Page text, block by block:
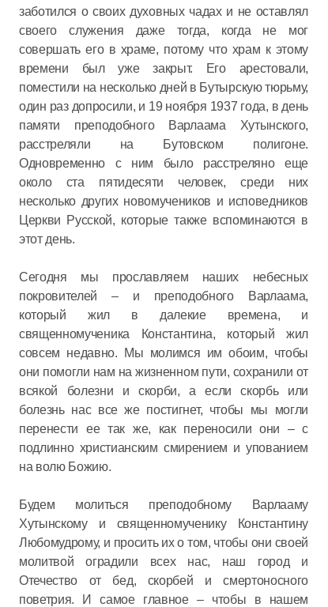
заботился о своих духовных чадах и не оставлял
своего служения даже тогда, когда не мог
совершать его в храме, потому что храм к этому
времени был уже закрыт. Его арестовали,
поместили на несколько дней в Бутырскую тюрьму,
один раз допросили, и 19 ноября 1937 года, в день
памяти преподобного Варлаама Хутынского,
расстреляли на Бутовском полигоне.
Одновременно с ним было расстреляно еще
около ста пятидесяти человек, среди них
несколько других новомучеников и исповедников
Церкви Русской, которые также вспоминаются в
этот день.
Сегодня мы прославляем наших небесных
покровителей – и преподобного Варлаама,
который жил в далекие времена, и
священномученика Константина, который жил
совсем недавно. Мы молимся им обоим, чтобы
они помогли нам на жизненном пути, сохранили от
всякой болезни и скорби, а если скорбь или
болезнь нас все же постигнет, чтобы мы могли
перенести ее так же, как переносили они – с
подлинно христианским смирением и упованием
на волю Божию.
Будем молиться преподобному Варлааму
Хутынскому и священномученику Константину
Любомудрому, и просить их о том, чтобы они своей
молитвой оградили всех нас, наш город и
Отечество от бед, скорбей и смертоносного
поветрия. И самое главное – чтобы в нашем